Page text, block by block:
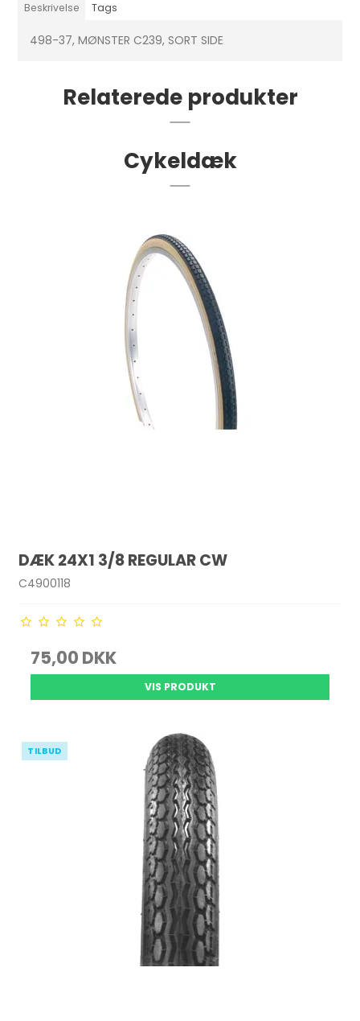
Beskrivelse Tags
498-37, MØNSTER C239, SORT SIDE
Relaterede produkter
Cykeldæk
DÆK 24X1 3/8 REGULAR CW
C4900118
75,00 DKK
VIS PRODUKT
TILBUD